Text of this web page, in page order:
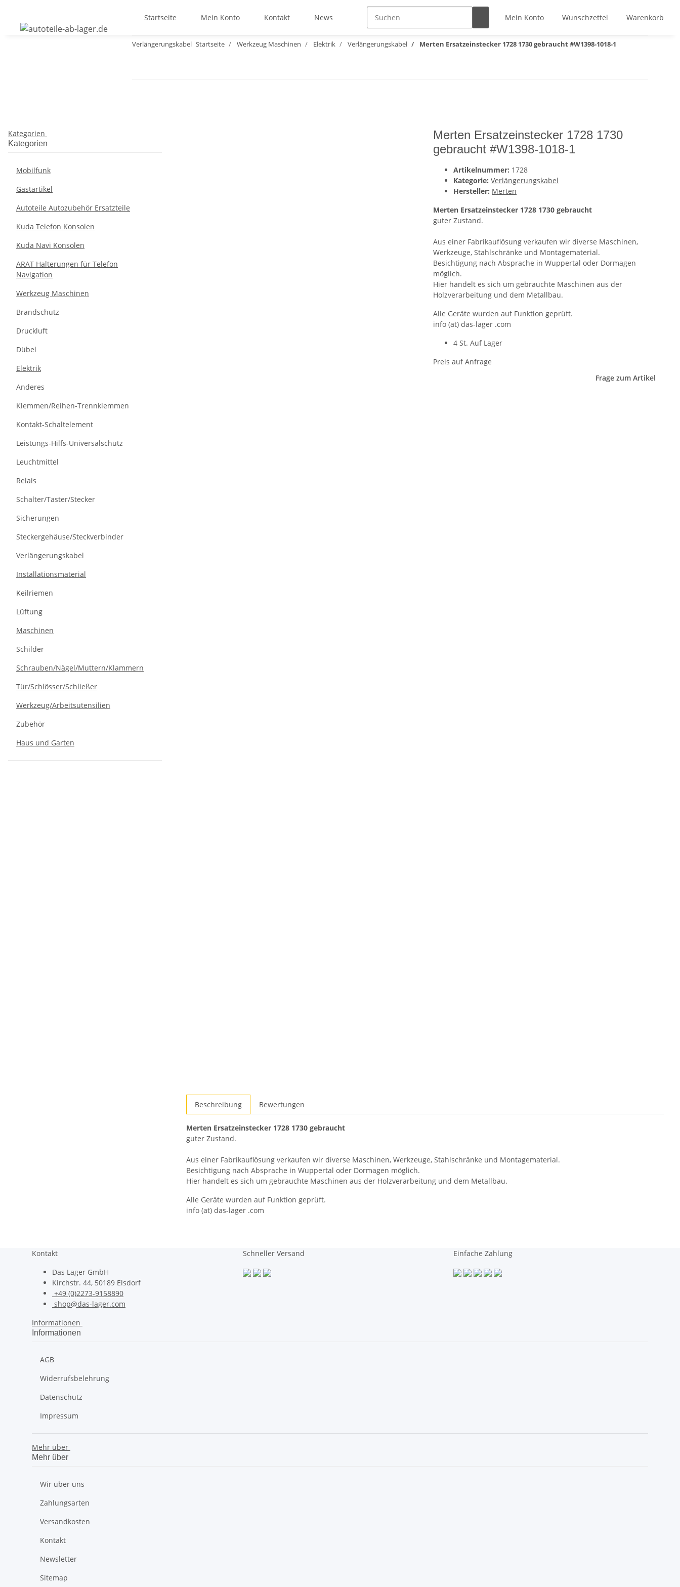
Mein Konto Wunschzettel Warenkorb
Startseite Mein Konto Kontakt News
Verlängerungskabel Startseite Werkzeug Maschinen Elektrik Verlängerungskabel Merten Ersatzeinstecker 1728 1730 gebraucht #W1398-1018-1
Merten Ersatzeinstecker 1728 1730
gebraucht #W1398-1018-1
Artikelnummer: 1728
Kategorie: Verlängerungskabel
Hersteller: Merten
Merten Ersatzeinstecker 1728 1730 gebraucht
guter Zustand.
Aus einer Fabrikauflösung verkaufen wir diverse Maschinen,
Werkzeuge, Stahlschränke und Montagematerial.
Besichtigung nach Absprache in Wuppertal oder Dormagen
möglich.
Hier handelt es sich um gebrauchte Maschinen aus der
Holzverarbeitung und dem Metallbau.
Alle Geräte wurden auf Funktion geprüft.
info (at) das-lager .com
4 St. Auf Lager
Preis auf Anfrage
Frage zum Artikel
Beschreibung Bewertungen
Merten Ersatzeinstecker 1728 1730 gebraucht
guter Zustand.
Aus einer Fabrikauflösung verkaufen wir diverse Maschinen, Werkzeuge, Stahlschränke und Montagematerial.
Besichtigung nach Absprache in Wuppertal oder Dormagen möglich.
Hier handelt es sich um gebrauchte Maschinen aus der Holzverarbeitung und dem Metallbau.
Alle Geräte wurden auf Funktion geprüft.
info (at) das-lager .com
Kategorien
Kategorien
Mobilfunk
Gastartikel
Autoteile Autozubehör Ersatzteile
Kuda Telefon Konsolen
Kuda Navi Konsolen
ARAT Halterungen für Telefon
Navigation
Werkzeug Maschinen
Brandschutz
Druckluft
Dübel
Elektrik
Anderes
Klemmen/Reihen-Trennklemmen
Kontakt-Schaltelement
Leistungs-Hilfs-Universalschütz
Leuchtmittel
Relais
Schalter/Taster/Stecker
Sicherungen
Steckergehäuse/Steckverbinder
Verlängerungskabel
Installationsmaterial
Keilriemen
Lüftung
Maschinen
Schilder
Schrauben/Nägel/Muttern/Klammern
Tür/Schlösser/Schließer
Werkzeug/Arbeitsutensilien
Zubehör
Haus und Garten
Kontakt
Das Lager GmbH
Kirchstr. 44, 50189 Elsdorf
+49 (0)2273-9158890
shop@das-lager.com
Schneller Versand Einfache Zahlung
Informationen
Informationen
AGB
Widerrufsbelehrung
Datenschutz
Impressum
Mehr über
Mehr über
Wir über uns
Zahlungsarten
Versandkosten
Kontakt
Newsletter
Sitemap